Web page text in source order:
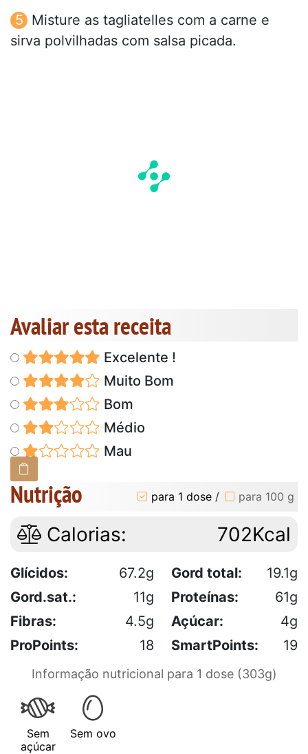
Misture as tagliatelles com a carne e
sirva polvilhadas com salsa picada.
Avaliar esta receita
Excelente !
Muito Bom
Bom
Médio
Mau
Nutrição para 1 dose / para 100 g
Calorias: 702Kcal
Glícidos: 67.2g Gord total:
19.1g
Gord.sat.:
11g Proteínas:
61g
Fibras:
4.5g Açúcar:
4g
ProPoints:
18 SmartPoints: 19
Informação nutricional para 1 dose (303g)
Sem
açúcar
Sem ovo